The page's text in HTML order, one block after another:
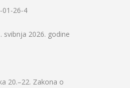
01-26-4
svibnja 2026. godine
20.–22. Zakona o